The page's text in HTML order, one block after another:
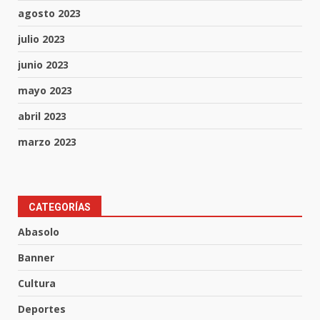
agosto 2023
julio 2023
junio 2023
mayo 2023
abril 2023
marzo 2023
CATEGORÍAS
Abasolo
Banner
Cultura
Deportes
3